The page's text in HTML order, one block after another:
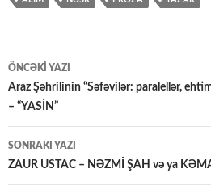
Yazılar
üzrə
ÖNCƏKI YAZI
Araz Şəhrilinin “Səfəvilər: paralellər,
– “YASİN”
SONRAKI YAZI
ZAUR USTAC – NƏZMİ ŞAH və ya